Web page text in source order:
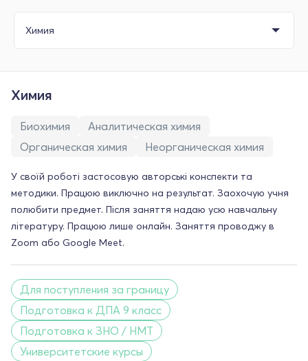
Химия
Биохимия
Аналитическая химия
Органическая химия
Неорганическая химия
У своїй роботі застосовую авторські конспекти та
методики. Працюю виключно на результат. Заохочую учня
полюбити предмет. Після заняття надаю усю навчальну
літературу. Працюю лише онлайн. Заняття проводжу в
Zoom або Google Meet.
Для поступления за границу
Подготовка к ДПА 9 класс
Подготовка к ЗНО / НМТ
Университетские курсы